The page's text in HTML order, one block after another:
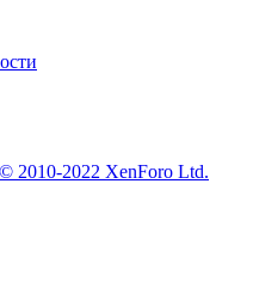
© 2010-2022 XenForo Ltd.